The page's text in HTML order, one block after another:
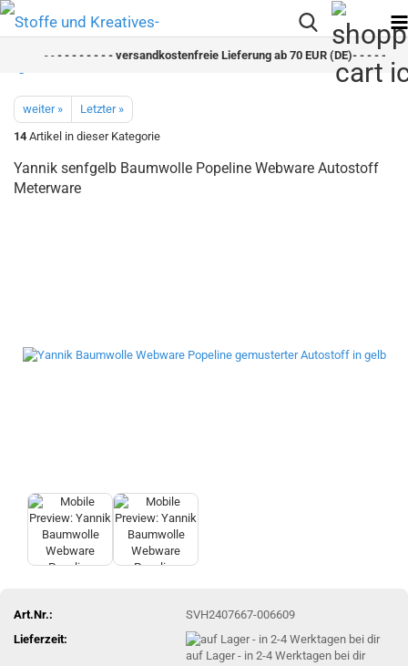
- - - - - - - - versandkostenfreie Lieferung ab 70 EUR (DE)- - - - - - - -
weiter »
Letzter »
14 Artikel in dieser Kategorie
Yannik senfgelb Baumwolle Popeline Webware Autostoff
Meterware
Art.Nr.:
SVH2407667-006609
Lieferzeit:
auf Lager - in 2-4 Werktagen bei dir